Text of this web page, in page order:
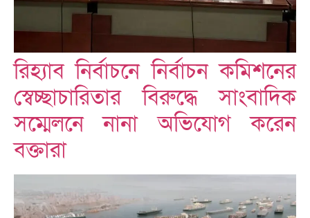
রিহ্যাব নির্বাচনে নির্বাচন কমিশনের
স্বেচ্ছাচারিতার বিরুদ্ধে সাংবাদিক
সম্মেলনে নানা অভিযোগ করেন
বক্তারা